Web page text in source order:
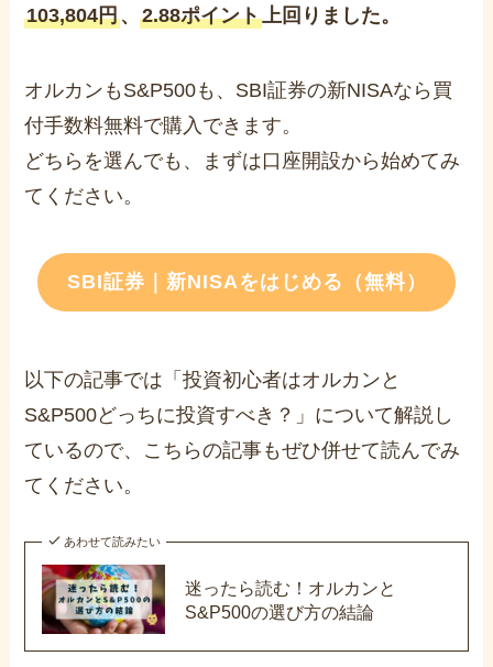
103,804円、2.88ポイント上回りました。
オルカンもS&P500も、SBI証券の新NISAなら買
付手数料無料で購入できます。
どちらを選んでも、まずは口座開設から始めてみ
てください。
SBI証券｜新NISAをはじめる（無料）
以下の記事では「投資初心者はオルカンと
S&P500どっちに投資すべき？」について解説し
ているので、こちらの記事もぜひ併せて読んでみ
てください。
あわせて読みたい
迷ったら読む！オルカンと
S&P500の選び方の結論